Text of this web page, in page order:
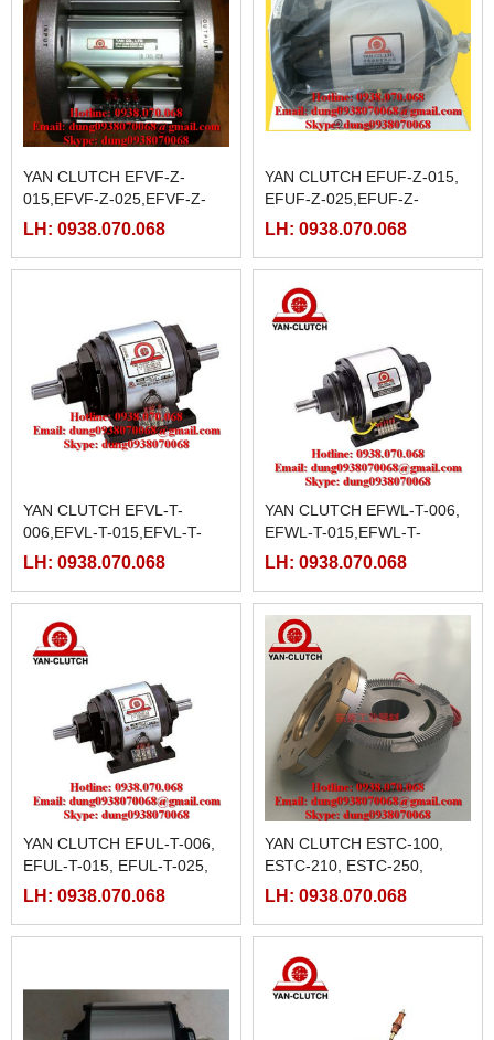
YAN CLUTCH EFVF-Z-
015,EFVF-Z-025,EFVF-Z-
050,EFVF-Z-100,EFVF-Z-
LH: 0938.070.068
YAN CLUTCH EFUF-Z-015,
EFUF-Z-025,EFUF-Z-
050,EFUF-Z-100
LH: 0938.070.068
YAN CLUTCH EFVL-T-
006,EFVL-T-015,EFVL-T-
025,EFVL-T-050,EFVL-T-
400,
LH: 0938.070.068
YAN CLUTCH EFWL-T-006,
EFWL-T-015,EFWL-T-
025,EFWL-T-050,EFWL-T-
400
LH: 0938.070.068
YAN CLUTCH EFUL-T-006,
EFUL-T-015, EFUL-T-025,
EFUL-T-050, EFUL-T-100,
LH: 0938.070.068
YAN CLUTCH ESTC-100,
ESTC-210, ESTC-250,
ESTC-500
LH: 0938.070.068